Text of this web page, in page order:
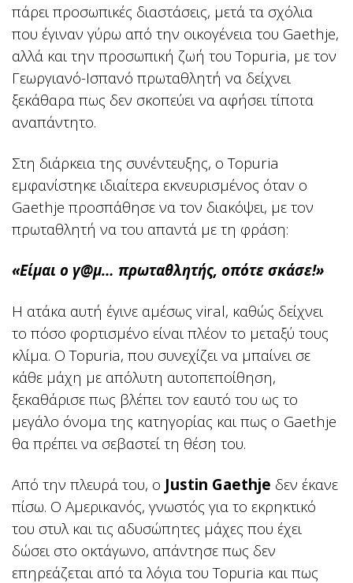
πάρει προσωπικές διαστάσεις, μετά τα σχόλια
που έγιναν γύρω από την οικογένεια του Gaethje,
αλλά και την προσωπική ζωή του Topuria, με τον
Γεωργιανό-Ισπανό πρωταθλητή να δείχνει
ξεκάθαρα πως δεν σκοπεύει να αφήσει τίποτα
αναπάντητο.
Στη διάρκεια της συνέντευξης, ο Topuria
εμφανίστηκε ιδιαίτερα εκνευρισμένος όταν ο
Gaethje προσπάθησε να τον διακόψει, με τον
πρωταθλητή να του απαντά με τη φράση:
«Είμαι ο γ@μ… πρωταθλητής, οπότε σκάσε!»
Η ατάκα αυτή έγινε αμέσως viral, καθώς δείχνει
το πόσο φορτισμένο είναι πλέον το μεταξύ τους
κλίμα. Ο Topuria, που συνεχίζει να μπαίνει σε
κάθε μάχη με απόλυτη αυτοπεποίθηση,
ξεκαθάρισε πως βλέπει τον εαυτό του ως το
μεγάλο όνομα της κατηγορίας και πως ο Gaethje
θα πρέπει να σεβαστεί τη θέση του.
Από την πλευρά του, ο Justin Gaethje δεν έκανε
πίσω. Ο Αμερικανός, γνωστός για το εκρηκτικό
του στυλ και τις αδυσώπητες μάχες που έχει
δώσει στο οκτάγωνο, απάντησε πως δεν
επηρεάζεται από τα λόγια του Topuria και πως